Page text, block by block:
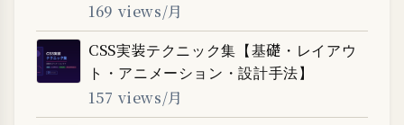
169 views/月
CSS実装テクニック集【基礎・レイアウ
ト・アニメーション・設計手法】
157 views/月